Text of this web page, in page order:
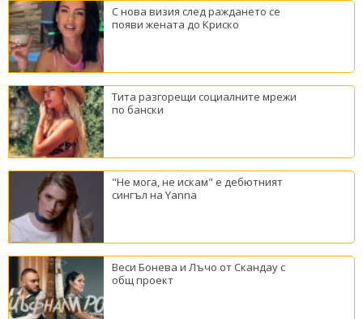
С нова визия след раждането се
появи жената до Криско
Тита разгорещи социалните мрежи
по бански
"Не мога, не искам" е дебютният
сингъл на Yanna
Веси Бонева и Лъчо от Скандау с
общ проект